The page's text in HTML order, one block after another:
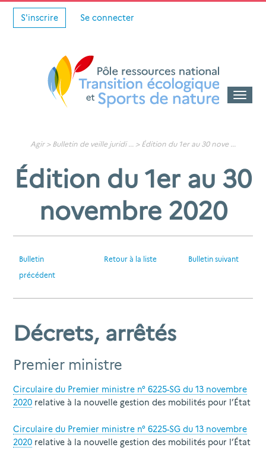
S'inscrire Se connecter
Toggle
Agir > Bulletin de veille juridi... > Édition du 1er au 30 nove...
Édition du 1er au 30
novembre 2020
Bulletin
précédent
Retour à la liste Bulletin suivant
Décrets, arrêtés
Premier ministre
Circulaire du Premier ministre n° 6225-SG du 13 novembre
2020 relative à la nouvelle gestion des mobilités pour l’État
Circulaire du Premier ministre n° 6225-SG du 13 novembre
2020 relative à la nouvelle gestion des mobilités pour l’État